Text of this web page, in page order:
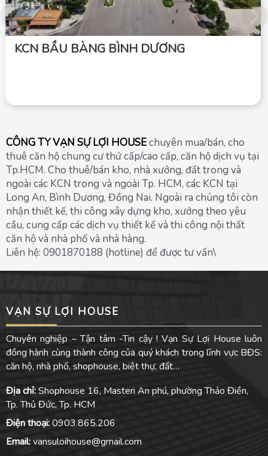
KCN BẦU BÀNG BÌNH DƯƠNG
CÔNG TY VẠN SỰ LỢI HOUSEchuyên mua/bán, cho
thuê căn hộ chung cư thứ cấp/cao cấp, căn hộ dịch vụ tại
Tp.HCM. Cho thuê/bán kho, nhà xưởng, đất trong và
ngoài các KCN trong và ngoài Tp. HCM, các KCN tại
Long An, Bình Dương, Đồng Nai. Ngoài ra chúng tôi còn
nhận thiết kế, thi công xây dựng kho, xưởng theo yêu
cầu, cung cấp các dịch vụ thiết kế và thi công nội thất
căn hộ và nhà phố và nhà hàng.
Liên hệ: 0901870188 (hotline) để được tư vấn\
VẠN SỰ LỢI HOUSE
Chuyên nghiệp – Tận tâm -Tin cậy ! Vạn Sự Lợi House luôn
đồng hành cùng thành công của quý khách trong lĩnh vực BĐS:
căn hộ, nhà phố, shophouse, biệt thự, đất…
Địa chỉ:Shophouse 16, Masteri An phú, phường Thảo Điền,
Tp. Thủ Đức, Tp. HCM
Điện thoại:0903.865.206
Email:vansuloihouse@gmail.com